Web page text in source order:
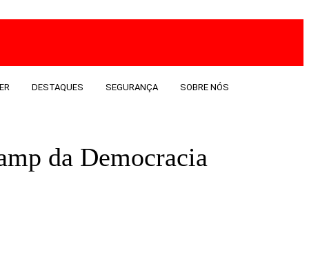
DESTAQUES SEGURANÇA SOBRE NÓS
da Democracia